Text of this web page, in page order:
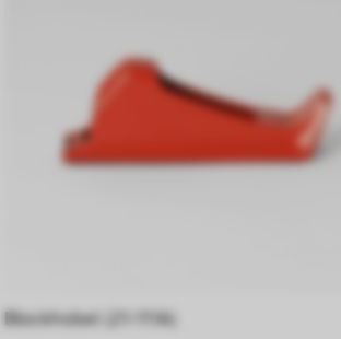
Blockhobel (21-111A)